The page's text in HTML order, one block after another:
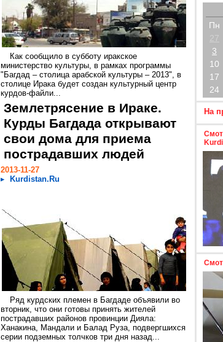
Как сообщило в субботу иракское
министерство культуры, в рамках программы
"Багдад – столица арабской культуры – 2013", в
столице Ирака будет создан культурный центр
курдов-файли...
Землетрясение в Ираке.
Курды Багдада открывают
свои дома для приема
пострадавших людей
2013-11-27
Kurdistan.Ru
Ряд курдских племен в Багдаде объявили во
вторник, что они готовы принять жителей
пострадавших районов провинции Дияла:
Ханакина, Мандали и Балад Руза, подвергшихся
серии подземных толчков три дня назад...
Пн
27
3
10
17
24
На